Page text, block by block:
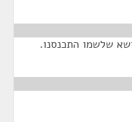
שלשמו התכנסנו.